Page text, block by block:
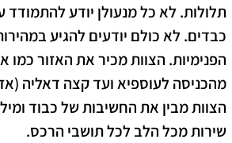
תלולות. לא כל מנעולן יודע להתמודד
כבדים. לא כולם יודעים להגיע
הפנימיות. הצוות מכיר את האזור כמו
מהכניסה לעוספיא ועד קצה דאליה
הצוות מבין את החשיבות של כבוד
שירות מכל הלב לכל תושבי הרכס.